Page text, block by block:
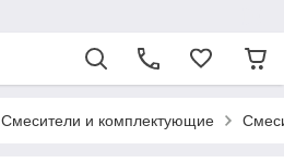
Смесители и комплектующие